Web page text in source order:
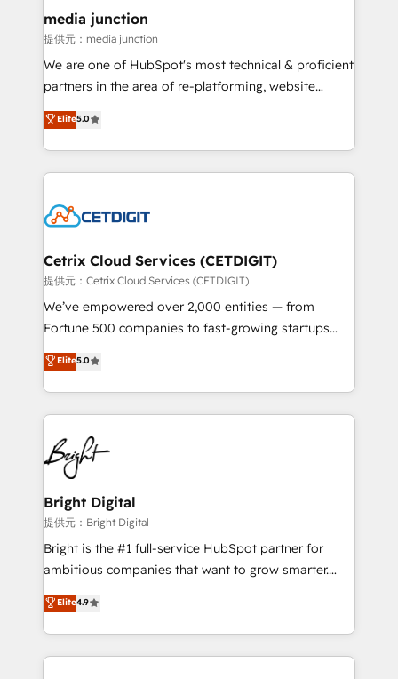
Mexico, USA, and Portugal—we've executed over a
hundred successful operations. Our approach,
rooted in RevOps principles, integrates analysis,
training, planning, and qualification. Leveraging
inbound marketing tactics, we focus on
understanding, nurturing, and converting leads.
competitive market.
media junction
提供元：media junction
We are one of HubSpot's most technical & proficient
partners in the area of re-platforming, website
design & development. We specialize in multi-hub
implementations for mid-market & enterprise
companies. We are woman-owned, powered by
coffee, and we ❤️ dogs. We produce award-winning
Impact Award 🏆2022 Technical Expertise Impact
Award 🏆2020 Elite Solutions Partner 🏆2019
Integrations HubSpot Impact Award 🏆2019
Marketing Enablement HubSpot Impact Award 🏆
2018 Website Design HubSpot Impact Award 🏆2017
Growth-Driven Design Agency of the Year 🏆2016
Sales Enablement HubSpot Impact Award 🏆2015
HubSpot COS Performance Award 🏆2014 HubSpot
COS Design Award 🏆2013 HubSpot Marketplace
Partner 📆Founded in 1997
Elite5.0
Cetrix Cloud Services (CETDIGIT)
提供元：Cetrix Cloud Services (CETDIGIT)
We’ve empowered over 2,000 entities — from
Fortune 500 companies to fast-growing startups
and nonprofits — to streamline operations, scale
revenue, and unlock the full potential of HubSpot.
With deep technical and industry expertise, we fuse
automation, integration, and AI innovation to deliver
lasting impact. We specialize in: • Turnkey and end-
to-end HubSpot implementations • Onboarding for
Sales, Service, Marketing & Content Hubs • AI voice
and chat agents, predictive automation, and smart
workflows • Salesforce + HubSpot integration •
RevOps and AI-driven sales enablement • Website
design and CMS development • ERP integration: SAP,
and CRM migration from any platform •
Client/member portals built on HubSpot • Custom
Elite5.0
Bright Digital
提供元：Bright Digital
Bright is the #1 full-service HubSpot partner for
ambitious companies that want to grow smarter.
From HubSpot onboarding, to training, from
developing a new website to lead generation and
digital marketing; we do it all (and with great
results)! In short, our services include: - HubSpot
Elite4.9